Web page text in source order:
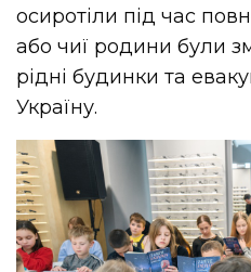
осиротіли під час
або чиї родини були
рідні будинки та
Україну.